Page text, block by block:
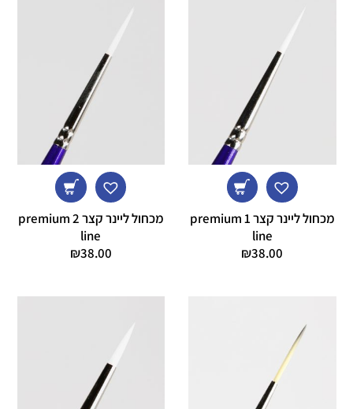
מכחול ליינר קצר 1 premium
line
₪38.00
מכחול ליינר קצר 2 premium
line
₪38.00